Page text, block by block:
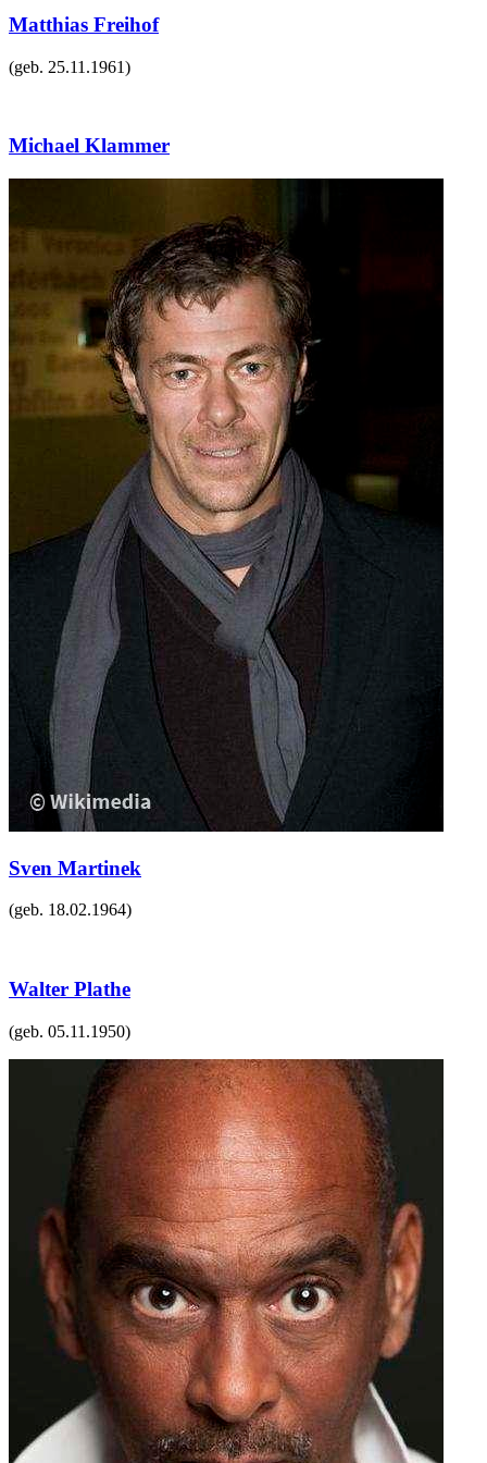
Matthias Freihof
(geb. 25.11.1961)
Michael Klammer
Sven Martinek
(geb. 18.02.1964)
Walter Plathe
(geb. 05.11.1950)